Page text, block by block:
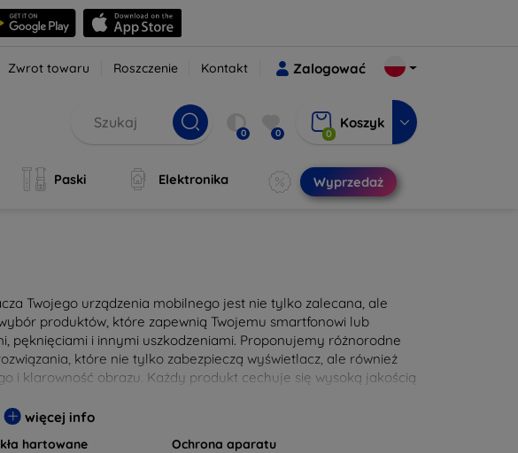
Zwrot towaru Roszczenie Kontakt Zalogować
0 0 0
Koszyk
Paski Elektronika Wyprzedaż
Twojego urządzenia mobilnego jest nie tylko zalecana, ale
produktów, które zapewnią Twojemu smartfonowi lub
pęknięciami i innymi uszkodzeniami. Proponujemy różnorodne
które nie tylko zabezpieczą wyświetlacz, ale również
i klarowność obrazu. Każdy produkt cechuje się wysoką jakością
oraz zapewni mu długotrwałą żywotność. Twój komfort i
więcej info
hartowane Ochrona aparatu